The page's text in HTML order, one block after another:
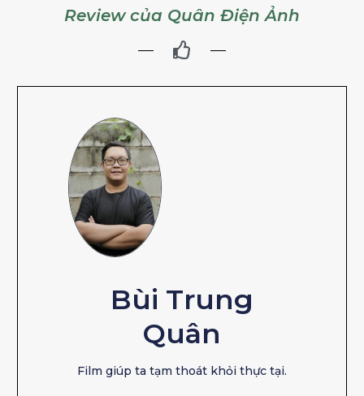
Review của Quân Điện Ảnh
Bùi Trung
Quân
Film giúp ta tạm thoát khỏi thực tại.